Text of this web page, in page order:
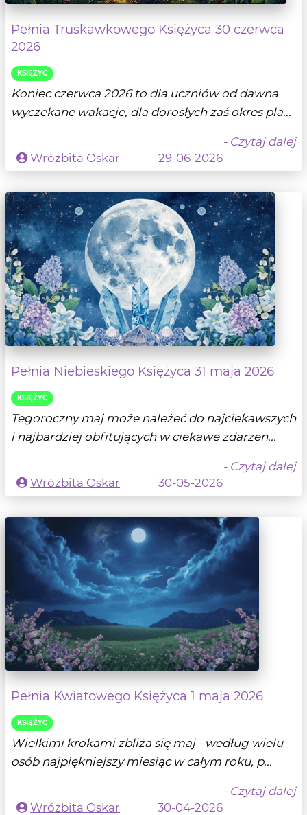
Pełnia Truskawkowego Księżyca 30 czerwca
2026
KSIĘŻYC
Koniec czerwca 2026 to dla uczniów od dawna
wyczekane wakacje, dla dorosłych zaś okres pla...
- Czytaj dalej
Wróżbita Oskar
29-06-2026
Pełnia Niebieskiego Księżyca 31 maja 2026
KSIĘŻYC
Tegoroczny maj może należeć do najciekawszych
i najbardziej obfitujących w ciekawe zdarzen...
- Czytaj dalej
Wróżbita Oskar
30-05-2026
Pełnia Kwiatowego Księżyca 1 maja 2026
KSIĘŻYC
Wielkimi krokami zbliża się maj - według wielu
osób najpiękniejszy miesiąc w całym roku, p...
- Czytaj dalej
Wróżbita Oskar
30-04-2026